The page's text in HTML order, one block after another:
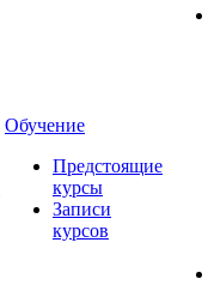
Обучение
Предстоящие
курсы
Записи
курсов